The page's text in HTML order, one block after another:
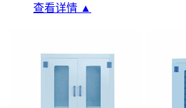
查看详情 ▲